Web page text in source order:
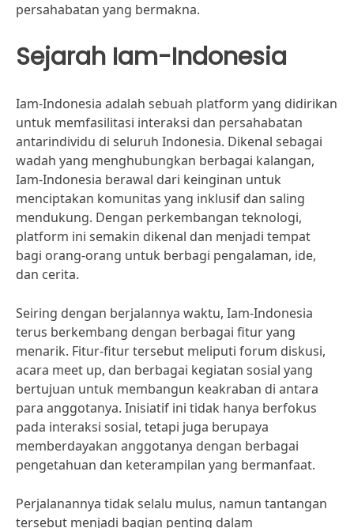
persahabatan yang bermakna.
Sejarah Iam-Indonesia
Iam-Indonesia adalah sebuah platform yang didirikan
untuk memfasilitasi interaksi dan persahabatan
antarindividu di seluruh Indonesia. Dikenal sebagai
wadah yang menghubungkan berbagai kalangan,
Iam-Indonesia berawal dari keinginan untuk
menciptakan komunitas yang inklusif dan saling
mendukung. Dengan perkembangan teknologi,
platform ini semakin dikenal dan menjadi tempat
bagi orang-orang untuk berbagi pengalaman, ide,
dan cerita.
Seiring dengan berjalannya waktu, Iam-Indonesia
terus berkembang dengan berbagai fitur yang
menarik. Fitur-fitur tersebut meliputi forum diskusi,
acara meet up, dan berbagai kegiatan sosial yang
bertujuan untuk membangun keakraban di antara
para anggotanya. Inisiatif ini tidak hanya berfokus
pada interaksi sosial, tetapi juga berupaya
memberdayakan anggotanya dengan berbagai
pengetahuan dan keterampilan yang bermanfaat.
Perjalanannya tidak selalu mulus, namun tantangan
tersebut menjadi bagian penting dalam